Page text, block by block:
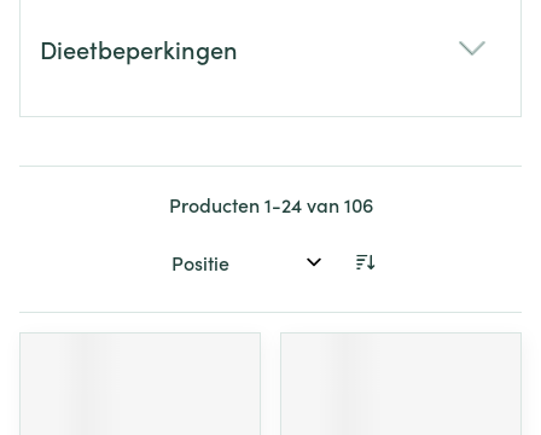
Dieetbeperkingen
Producten1-24van106
Sorteer op: